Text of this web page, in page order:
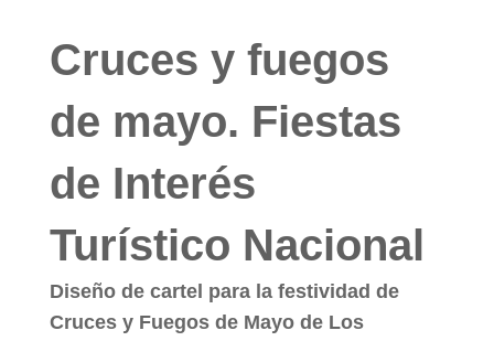
Cruces y fuegos
de mayo. Fiestas
de Interés
Turístico Nacional
Diseño de cartel para la festividad de
Cruces y Fuegos de Mayo de Los